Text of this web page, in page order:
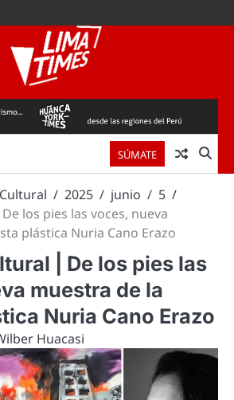
SÚMATE
2025 junio
5
los pies las voces, nueva
plástica Nuria Cano Erazo
| De los pies las
muestra de la
Nuria Cano Erazo
Huacasi